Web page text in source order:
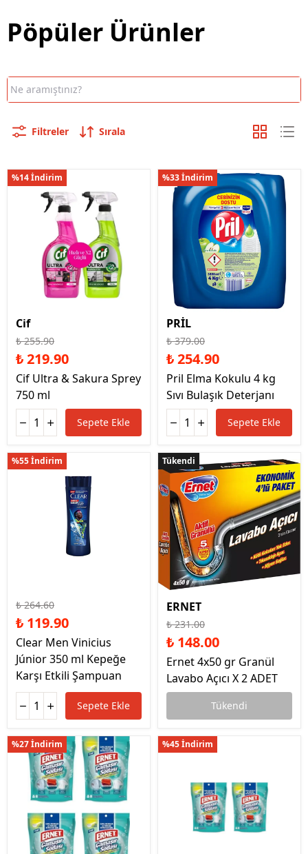
Pöpüler Ürünler
Filtreler Sırala
%14 İndirim
Cif
₺ 255.90
₺ 219.90
Cif Ultra & Sakura Sprey
750 ml
Sepete Ekle
%33 İndirim
PRİL
₺ 379.00
₺ 254.90
Pril Elma Kokulu 4 kg
Sıvı Bulaşık Deterjanı
Sepete Ekle
%55 İndirim
₺ 264.60
₺ 119.90
Clear Men Vinicius
Júnior 350 ml Kepeğe
Karşı Etkili Şampuan
Sepete Ekle
Tükendi
Tükendi
ERNET
₺ 231.00
₺ 148.00
Ernet 4x50 gr Granül
Lavabo Açıcı X 2 ADET
Tükendi
%27 İndirim %45 İndirim